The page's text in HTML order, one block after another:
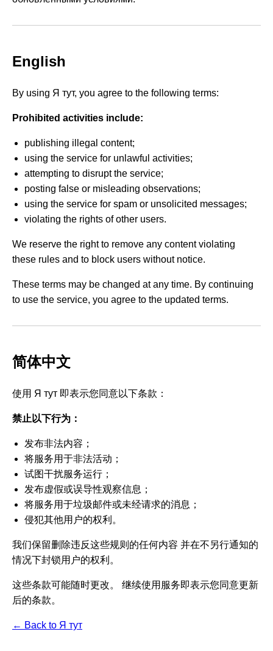
English
By using Я тут, you agree to the following terms:
Prohibited activities include:
publishing illegal content;
using the service for unlawful activities;
attempting to disrupt the service;
posting false or misleading observations;
using the service for spam or unsolicited messages;
violating the rights of other users.
We reserve the right to remove any content violating
these rules and to block users without notice.
These terms may be changed at any time. By continuing
to use the service, you agree to the updated terms.
简体中文
使用 Я тут 即表示您同意以下条款：
禁止以下行为：
发布非法内容；
将服务用于非法活动；
试图干扰服务运行；
发布虚假或误导性观察信息；
将服务用于垃圾邮件或未经请求的消息；
侵犯其他用户的权利。
我们保留删除违反这些规则的任何内容 并在不另行通知的
情况下封锁用户的权利。
这些条款可能随时更改。 继续使用服务即表示您同意更新
后的条款。
← Back to Я тут